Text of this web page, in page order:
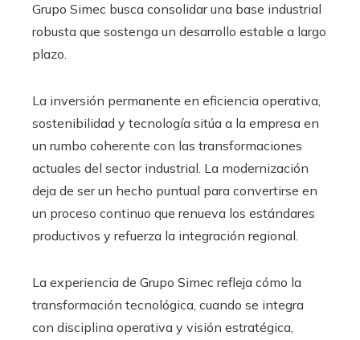
Grupo Simec busca consolidar una base industrial
robusta que sostenga un desarrollo estable a largo
plazo.
La inversión permanente en eficiencia operativa,
sostenibilidad y tecnología sitúa a la empresa en
un rumbo coherente con las transformaciones
actuales del sector industrial. La modernización
deja de ser un hecho puntual para convertirse en
un proceso continuo que renueva los estándares
productivos y refuerza la integración regional.
La experiencia de Grupo Simec refleja cómo la
transformación tecnológica, cuando se integra
con disciplina operativa y visión estratégica,